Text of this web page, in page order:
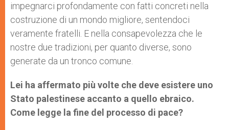
impegnarci profondamente con fatti concreti nella
costruzione di un mondo migliore, sentendoci
veramente fratelli. E nella consapevolezza che le
nostre due tradizioni, per quanto diverse, sono
generate da un tronco comune.
Lei ha affermato più volte che deve esistere uno
Stato palestinese accanto a quello ebraico.
Come legge la fine del processo di pace?